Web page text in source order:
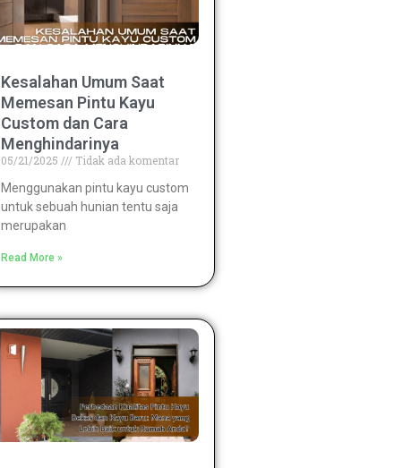
Kesalahan Umum Saat
Memesan Pintu Kayu
Custom dan Cara
Menghindarinya
05/21/2025
Tidak ada komentar
Menggunakan pintu kayu custom
untuk sebuah hunian tentu saja
merupakan
Read More »